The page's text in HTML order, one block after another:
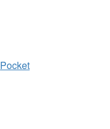
Pocket